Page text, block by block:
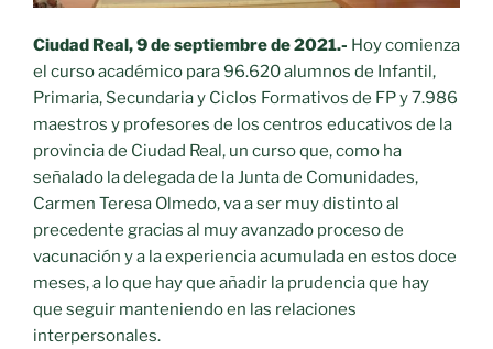
enseñanzas»
Ciudad Real, 9 de septiembre de 2021.- Hoy comienza
el curso académico para 96.620 alumnos de Infantil,
Primaria, Secundaria y Ciclos Formativos de FP y 7.986
maestros y profesores de los centros educativos de la
provincia de Ciudad Real, un curso que, como ha
señalado la delegada de la Junta de Comunidades,
Carmen Teresa Olmedo, va a ser muy distinto al
precedente gracias al muy avanzado proceso de
vacunación y a la experiencia acumulada en estos doce
meses, a lo que hay que añadir la prudencia que hay
que seguir manteniendo en las relaciones
interpersonales.